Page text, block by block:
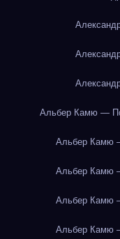
Альбер Камю —
Альбер Камю
Альбер Камю
Альбер Камю
Альбер Камю